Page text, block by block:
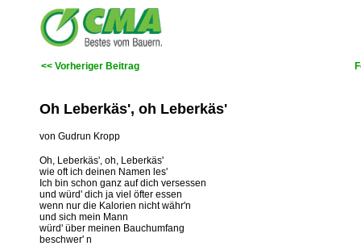
<< Vorheriger Beitrag
Oh Leberkäs', oh Leberkäs'
von Gudrun Kropp
Oh, Leberkäs', oh, Leberkäs'
wie oft ich deinen Namen les'
Ich bin schon ganz auf dich versessen
und würd' dich ja viel öfter essen
wenn nur die Kalorien nicht währ'n
und sich mein Mann
würd' über meinen Bauchumfang
beschwer' n